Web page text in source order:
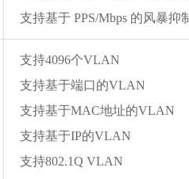
支持基于 PPS/Mbps 的风暴抑
支持4096个VLAN
支持基于端口的VLAN
支持基于MAC地址的VLAN
支持基于IP的VLAN
支持802.1Q VLAN